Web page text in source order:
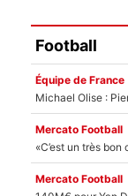
Football
Équipe de France
Mercato Football
Mercato Football